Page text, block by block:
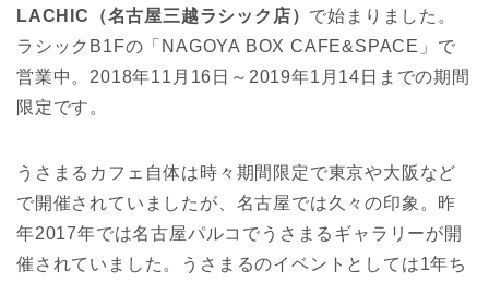
LACHIC（名古屋三越ラシック店） で始まりました。
ラシックB1Fの「NAGOYA BOX CAFE&SPACE」で
営業中。2018年11月16日～2019年1月14日までの期間
限定です。
うさまるカフェ自体は時々期間限定で東京や大阪など
で開催されていましたが、名古屋では久々の印象。昨
年2017年では名古屋パルコでうさまるギャラリーが開
催されていました。うさまるのイベントとしては1年ち